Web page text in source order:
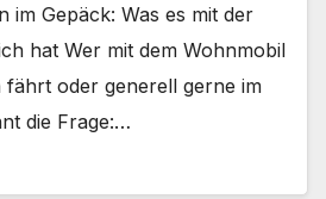
im Gepäck: Was es mit der
hat Wer mit dem Wohnmobil
oder generell gerne im
die Frage:…